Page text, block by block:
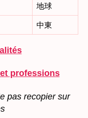
地球
中東
professions
pas recopier sur